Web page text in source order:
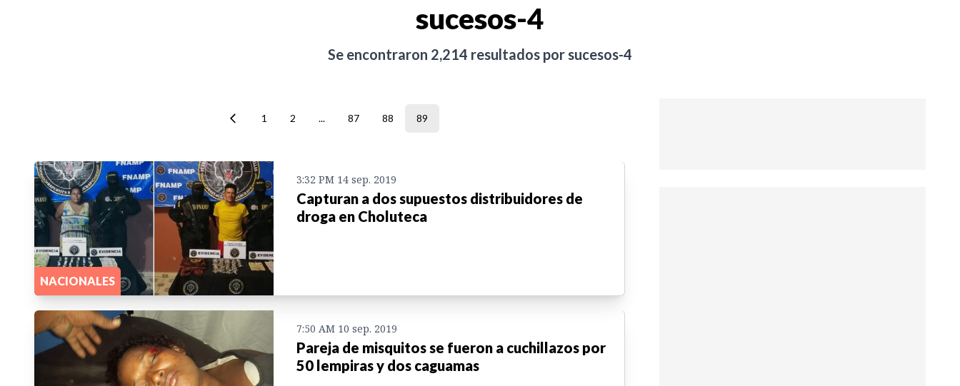
sucesos-4
Se encontraron 2,214 resultados por sucesos-4
1 2 ... 87 88 89
NACIONALES
3:32 PM 14 sep. 2019
Capturan a dos supuestos distribuidores de
droga en Choluteca
7:50 AM 10 sep. 2019
Pareja de misquitos se fueron a cuchillazos por
50 lempiras y dos caguamas